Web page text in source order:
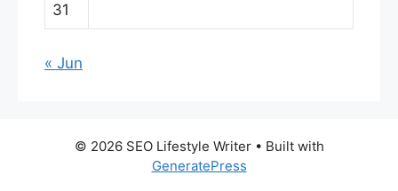
31
« Jun
© 2026 SEO Lifestyle Writer• Built with
GeneratePress